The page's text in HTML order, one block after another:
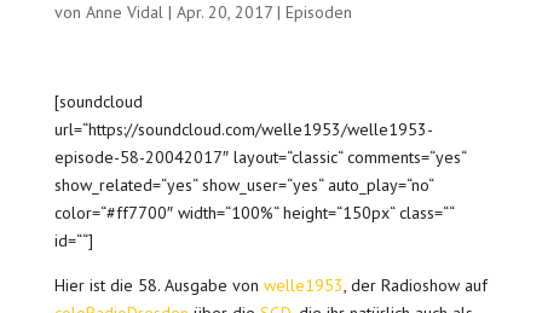
von Anne Vidal| Apr. 20, 2017| Episoden
[soundcloud
url=“https://soundcloud.com/welle1953/welle1953-
episode-58-20042017″ layout=“classic“ comments=“yes“
show_related=“yes“ show_user=“yes“ auto_play=“no“
color=“#ff7700″ width=“100%“ height=“150px“ class=““
id=““]
Hier ist die 58. Ausgabe von welle1953, der Radioshow auf